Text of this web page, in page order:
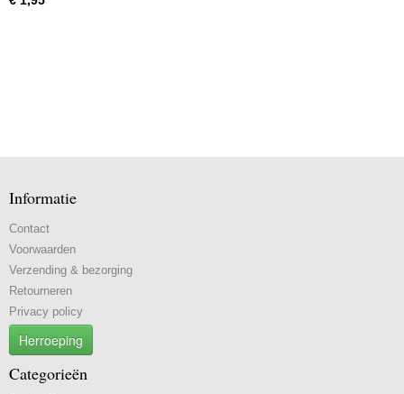
Informatie
Contact
Voorwaarden
Verzending & bezorging
Retourneren
Privacy policy
Herroeping
Categorieën